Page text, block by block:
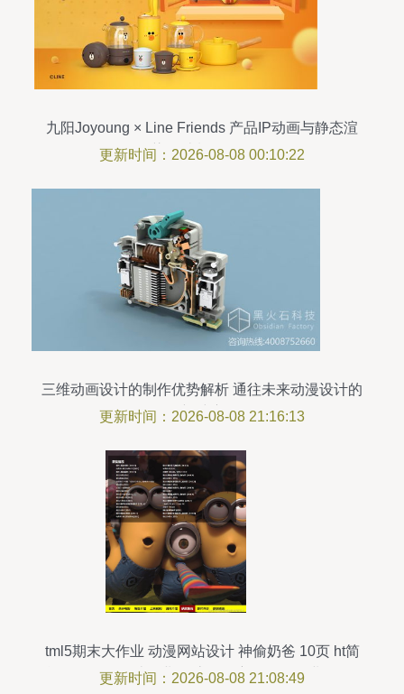
九阳Joyoung × Line Friends 产品IP动画与静态渲
染设计制作解析
更新时间：2026-08-08 00:10:22
三维动画设计的制作优势解析 通往未来动漫设计的
新维度
更新时间：2026-08-08 21:16:13
tml5期末大作业 动漫网站设计 神偷奶爸 10页 ht简
单个人网页设计作业 静态动漫主题网页作业 dw个
更新时间：2026-08-08 21:08:49